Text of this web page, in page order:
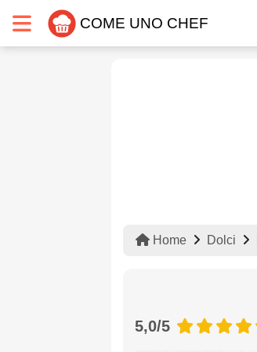
COME UNO CHEF
Home Dolci
5,0/5